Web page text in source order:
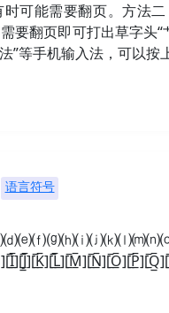
可能需要翻页。方法
要翻页即可打出草字头
”等手机输入法，可以按
语言符号